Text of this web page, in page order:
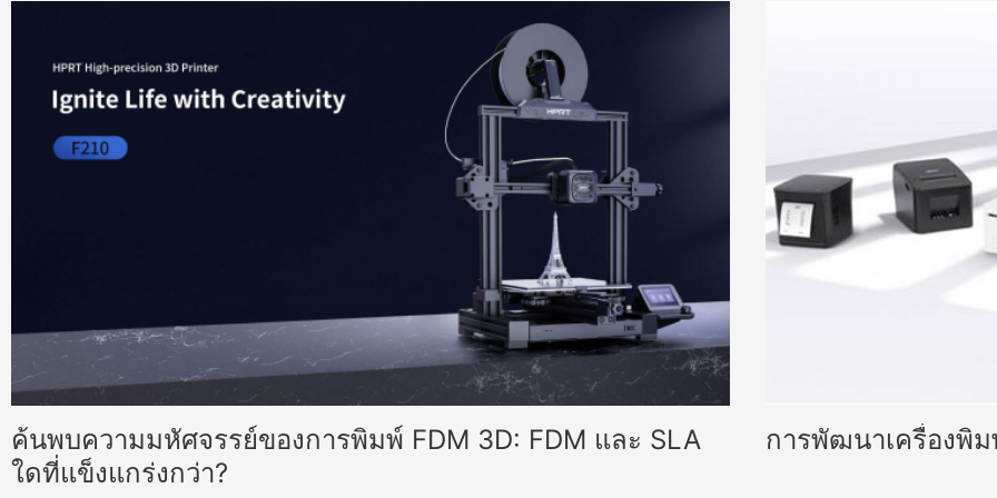
ค้นพบความมหัศจรรย์ของการพิมพ์ FDM 3D: FDM และ SLA
ใดที่แข็งแกร่งกว่า?
การพัฒนาเครื่องพิ